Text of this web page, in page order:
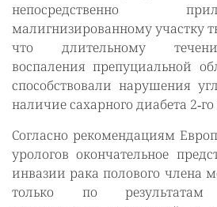
непосредственно
малигнизированному участку
что длительному
воспаления препуциальной
способствовали нарушения
наличие сахарного диабета
Согласно рекомендациям
урологов окончательное
инвазии рака полового члена
только по результатам